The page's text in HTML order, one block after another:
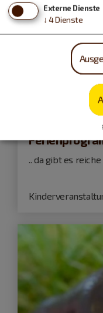
.. da gibt es
Externe Dienste
↓ 4Dienste